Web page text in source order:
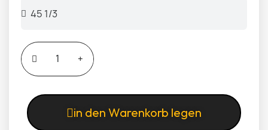
in den Warenkorb legen